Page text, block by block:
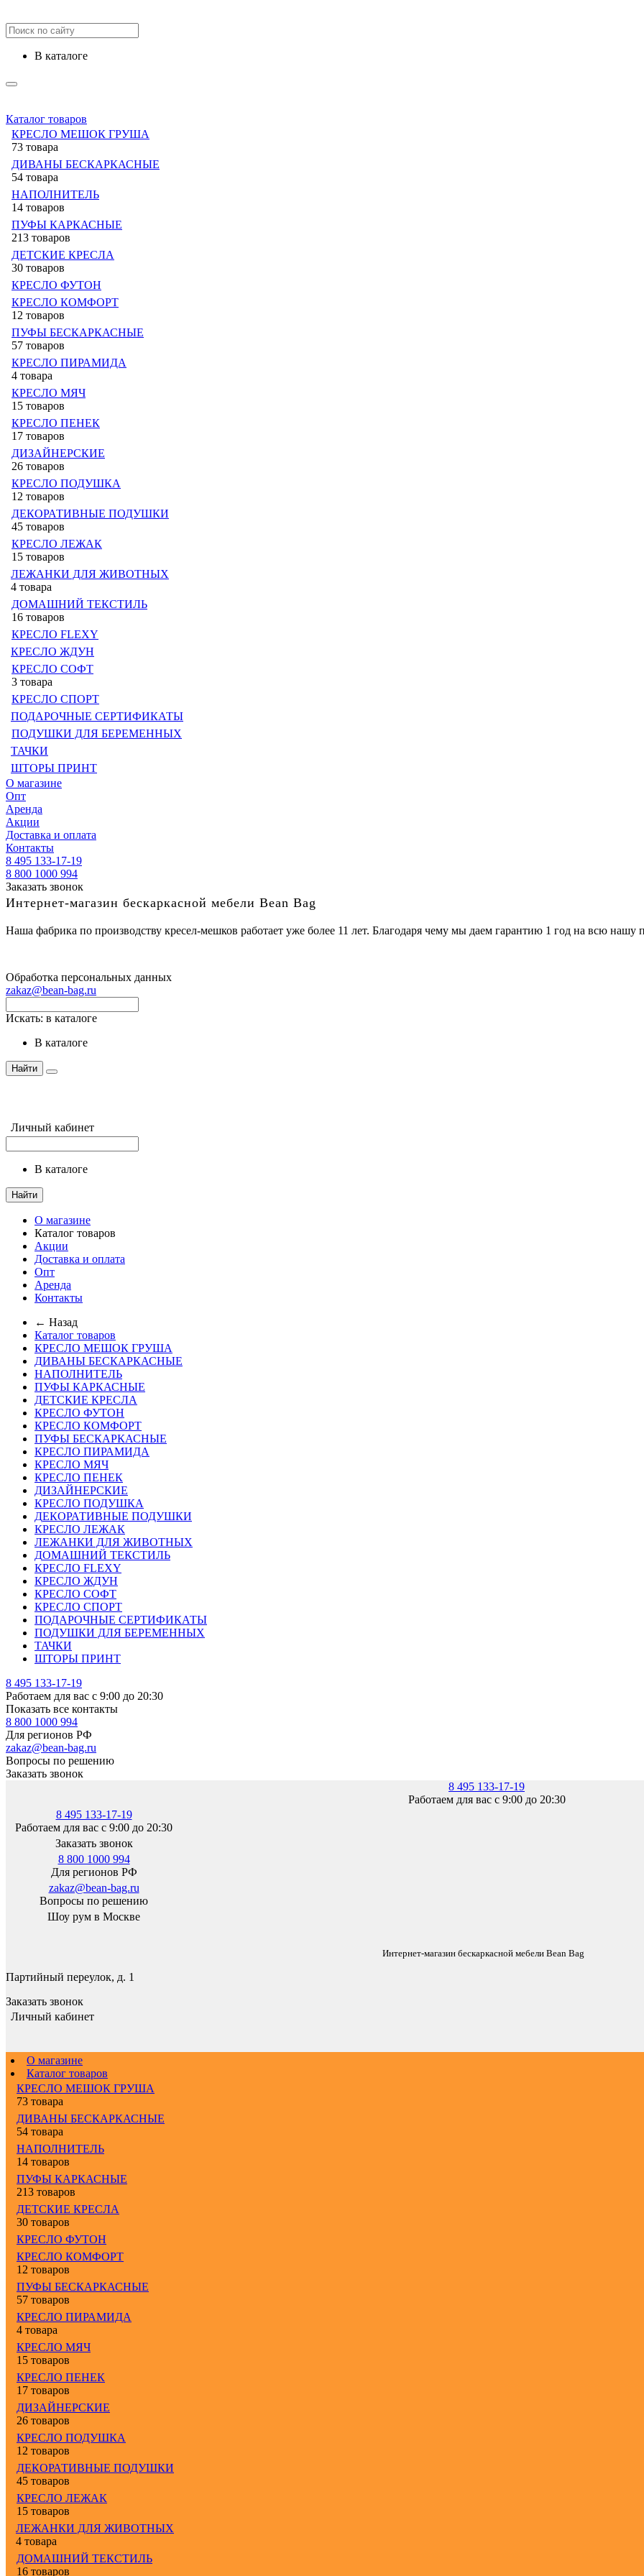
в каталоге
Каталог товаров
КРЕСЛО МЕШОК ГРУША
73 товара
ДИВАНЫ БЕСКАРКАСНЫЕ
54 товара
НАПОЛНИТЕЛЬ
14 товаров
ПУФЫ КАРКАСНЫЕ
213 товаров
ДЕТСКИЕ КРЕСЛА
30 товаров
КРЕСЛО ФУТОН
КРЕСЛО КОМФОРТ
12 товаров
ПУФЫ БЕСКАРКАСНЫЕ
57 товаров
КРЕСЛО ПИРАМИДА
4 товара
КРЕСЛО МЯЧ
15 товаров
КРЕСЛО ПЕНЕК
17 товаров
ДИЗАЙНЕРСКИЕ
26 товаров
КРЕСЛО ПОДУШКА
12 товаров
ДЕКОРАТИВНЫЕ ПОДУШКИ
45 товаров
КРЕСЛО ЛЕЖАК
15 товаров
ЛЕЖАНКИ ДЛЯ ЖИВОТНЫХ
4 товара
ДОМАШНИЙ ТЕКСТИЛЬ
16 товаров
КРЕСЛО FLEXY
КРЕСЛО ЖДУН
КРЕСЛО СОФТ
3 товара
КРЕСЛО СПОРТ
ПОДАРОЧНЫЕ СЕРТИФИКАТЫ
ПОДУШКИ ДЛЯ БЕРЕМЕННЫХ
ТАЧКИ
ШТОРЫ ПРИНТ
О магазине
Опт
Аренда
Акции
Доставка и оплата
Контакты
8 495 133-17-19
8 800 1000 994
Заказать звонок
Интернет-магазин бескаркасной мебели Bean Bag
Наша фабрика по производству кресел-мешков работает уже более 11 лет. Благодаря чему мы даем гарантию 1 год на всю нашу
Обработка персональных данных
zakaz@bean-bag.ru
Искать: в каталоге
в каталоге
Найти
Личный кабинет
в каталоге
Найти
О магазине
Каталог товаров
Акции
Доставка и оплата
Опт
Аренда
Контакты
← Назад
Каталог товаров
КРЕСЛО МЕШОК ГРУША
ДИВАНЫ БЕСКАРКАСНЫЕ
НАПОЛНИТЕЛЬ
ПУФЫ КАРКАСНЫЕ
ДЕТСКИЕ КРЕСЛА
КРЕСЛО ФУТОН
КРЕСЛО КОМФОРТ
ПУФЫ БЕСКАРКАСНЫЕ
КРЕСЛО ПИРАМИДА
КРЕСЛО МЯЧ
КРЕСЛО ПЕНЕК
ДИЗАЙНЕРСКИЕ
КРЕСЛО ПОДУШКА
ДЕКОРАТИВНЫЕ ПОДУШКИ
КРЕСЛО ЛЕЖАК
ЛЕЖАНКИ ДЛЯ ЖИВОТНЫХ
ДОМАШНИЙ ТЕКСТИЛЬ
КРЕСЛО FLEXY
КРЕСЛО ЖДУН
КРЕСЛО СОФТ
КРЕСЛО СПОРТ
ПОДАРОЧНЫЕ СЕРТИФИКАТЫ
ПОДУШКИ ДЛЯ БЕРЕМЕННЫХ
ТАЧКИ
ШТОРЫ ПРИНТ
8 495 133-17-19
Работаем для вас с 9:00 до 20:30
Показать все контакты
8 800 1000 994
Для регионов РФ
zakaz@bean-bag.ru
Вопросы по решению
Заказать звонок
8 495 133-17-19
Работаем для вас с 9:00 до 20:30
8 495 133-17-19
Работаем для вас с 9:00 до 20:30
Заказать звонок
8 800 1000 994
Для регионов РФ
zakaz@bean-bag.ru
Вопросы по решению
Шоу рум в Москве
Интернет-магазин бескаркасной мебели Bean Bag
Партийный переулок, д. 1
Заказать звонок
Личный кабинет
О магазине
Каталог товаров
КРЕСЛО МЕШОК ГРУША
73 товара
ДИВАНЫ БЕСКАРКАСНЫЕ
54 товара
НАПОЛНИТЕЛЬ
14 товаров
ПУФЫ КАРКАСНЫЕ
213 товаров
ДЕТСКИЕ КРЕСЛА
30 товаров
КРЕСЛО ФУТОН
КРЕСЛО КОМФОРТ
12 товаров
ПУФЫ БЕСКАРКАСНЫЕ
57 товаров
КРЕСЛО ПИРАМИДА
4 товара
КРЕСЛО МЯЧ
15 товаров
КРЕСЛО ПЕНЕК
17 товаров
ДИЗАЙНЕРСКИЕ
26 товаров
КРЕСЛО ПОДУШКА
12 товаров
ДЕКОРАТИВНЫЕ ПОДУШКИ
45 товаров
КРЕСЛО ЛЕЖАК
15 товаров
ЛЕЖАНКИ ДЛЯ ЖИВОТНЫХ
4 товара
ДОМАШНИЙ ТЕКСТИЛЬ
16 товаров